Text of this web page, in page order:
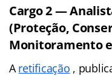
Cargo 2 —
(Proteção,
Monitoramento
A retificação ,